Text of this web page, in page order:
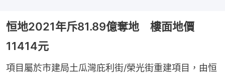
恒地2021年斥81.89億奪地 樓面地價
11414元
項目屬於市建局土瓜灣庇利街/榮光街重建項目，由恒